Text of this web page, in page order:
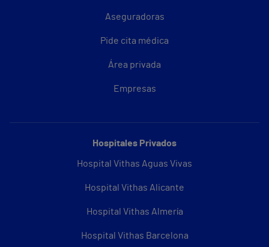
Aseguradoras
Pide cita médica
Área privada
Empresas
Hospitales Privados
Hospital Vithas Aguas Vivas
Hospital Vithas Alicante
Hospital Vithas Almería
Hospital Vithas Barcelona